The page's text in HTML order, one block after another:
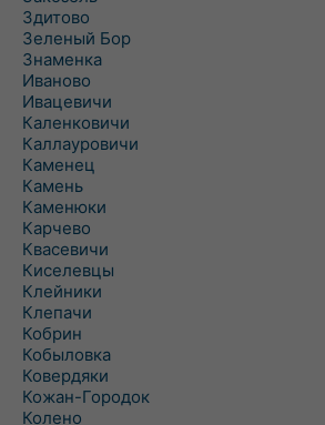
Здитово
Зеленый Бор
Знаменка
Иваново
Ивацевичи
Каленковичи
Каллауровичи
Каменец
Камень
Каменюки
Карчево
Квасевичи
Киселевцы
Клейники
Клепачи
Кобрин
Кобыловка
Ковердяки
Кожан-Городок
Колено